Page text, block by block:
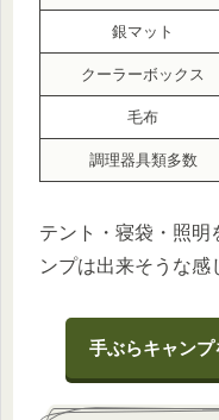
銀マット
クーラーボックス
毛布
調理器具類多数
テント・寝袋・照明
ンプは出来そうな感
手ぶらキャンプ